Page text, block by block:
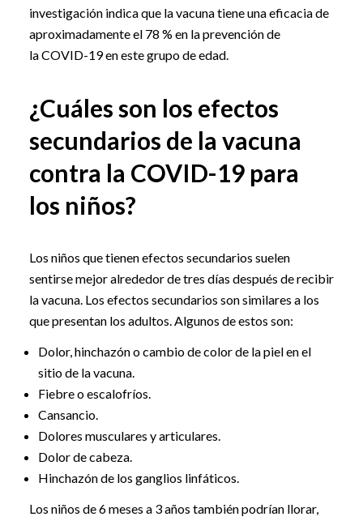
investigación indica que la vacuna tiene una eficacia de
aproximadamente el 78 % en la prevención de
la COVID-19 en este grupo de edad.
¿Cuáles son los efectos
secundarios de la vacuna
contra la COVID-19 para
los niños?
Los niños que tienen efectos secundarios suelen
sentirse mejor alrededor de tres días después de recibir
la vacuna. Los efectos secundarios son similares a los
que presentan los adultos. Algunos de estos son:
Dolor, hinchazón o cambio de color de la piel en el
sitio de la vacuna.
Fiebre o escalofríos.
Cansancio.
Dolores musculares y articulares.
Dolor de cabeza.
Hinchazón de los ganglios linfáticos.
Los niños de 6 meses a 3 años también podrían llorar,